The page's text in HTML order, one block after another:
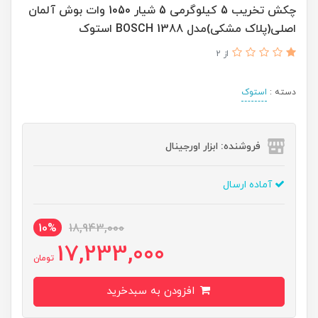
چکش تخریب 5 کیلوگرمی 5 شیار 1050 وات بوش آلمان
اصلی(پلاک مشکی)مدل BOSCH 1388 استوک
از 2
دسته : استوک
فروشنده: ابزار اورجینال
آماده ارسال
18,943,000
10%
17,233,000 تومان